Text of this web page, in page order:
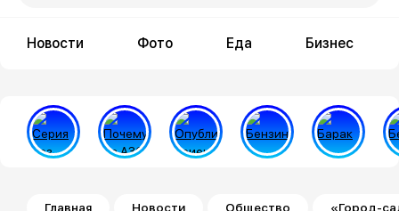
Новости Фото Еда Бизнес
Строка навигации
Главная Новости Общество «Город-